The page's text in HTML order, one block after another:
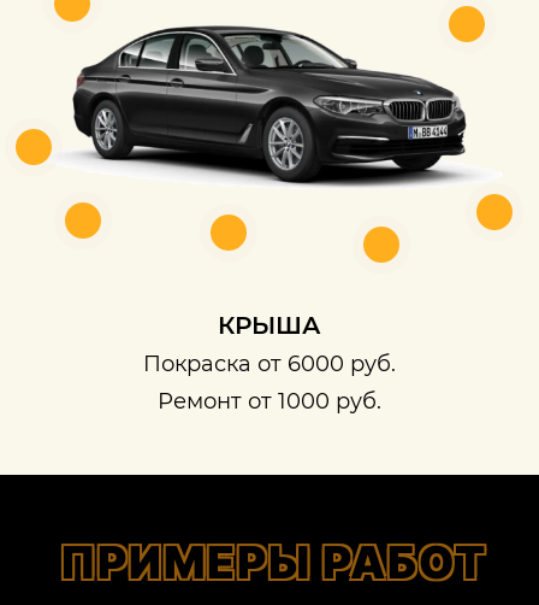
КРЫША
Покраска от 6000 руб.
Ремонт от 1000 руб.
ПРИМЕРЫ РАБОТ